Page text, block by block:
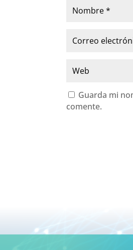
Guarda mi
comente.